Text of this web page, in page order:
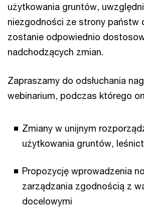
użytkowania gruntów,
niezgodności ze strony państw
zostanie odpowiednio
nadchodzących zmian.
Zapraszamy do odsłuchania
webinarium, podczas którego
Zmiany w unijnym
użytkowania gruntów,
Propozycję wprowadzenia
zarządzania zgodnością z
docelowymi